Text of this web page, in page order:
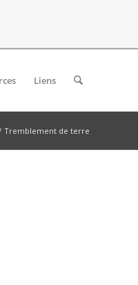
Liens
Tremblement de terre